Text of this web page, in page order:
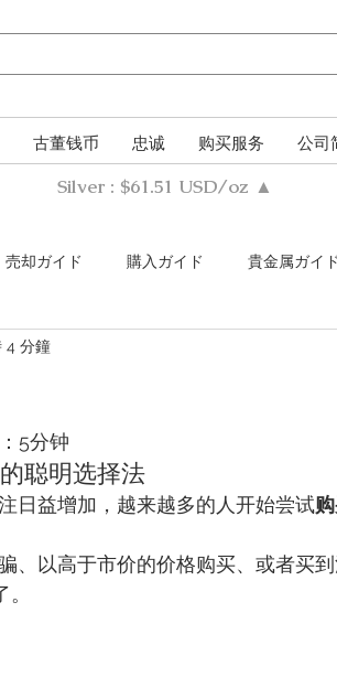
古董钱币 忠诚 购买服务 公司
Silver : $61.51 USD/oz ▲
売却ガイド 購入ガイド 貴金属ガイド
Buying Guide Q&A
4 分鐘
5分钟
聪明选择法
日益增加，越来越多的人开始尝试
、以高于市价的价格购买、或者买